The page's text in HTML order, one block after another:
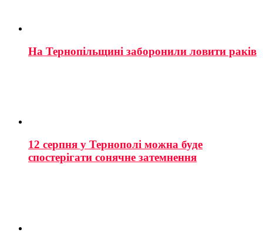
На Тернопільщині заборонили ловити раків
12 серпня у Тернополі можна буде
спостерігати сонячне затемнення